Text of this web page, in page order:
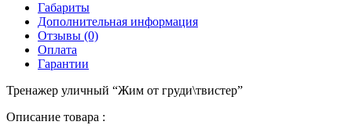
Габариты
Дополнительная информация
Отзывы (0)
Оплата
Гарантии
Тренажер уличный “Жим от груди\твистер”
Описание товара :